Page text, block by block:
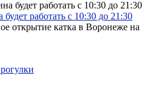
работать с 10:30 до 21:30
открытие катка в Воронеже на